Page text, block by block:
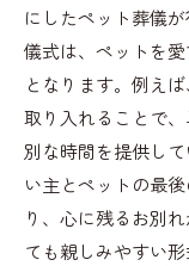
にしたペット葬儀
儀式は、ペットを
となります。例え
取り入れることで
別な時間を提供し
い主とペットの最
り、心に残るお別
ても親しみやすい